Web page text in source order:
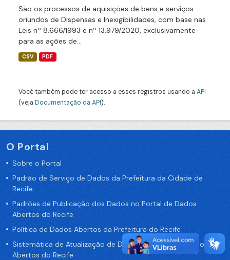
São os processos de aquisições de bens e serviços
oriundos de Dispensas e Inexigibilidades, com base nas
Leis nº 8.666/1993 e nº 13.979/2020, exclusivamente
para as ações de...
CSV PDF
Você também pode ter acesso a esses registros usando a API
(veja Documentação da API).
O Portal
Sobre o Portal
Padrão de Serviço de Dados da Prefeitura da Cidade de
Recife
Padrões de Publicação dos Dados no Portal de Dados
Abertos do Recife
Política de Dados Abertos da Prefeitura do Recife
Sistemática de Atualização de Dados do Portal de Dados
Abertos do Recife